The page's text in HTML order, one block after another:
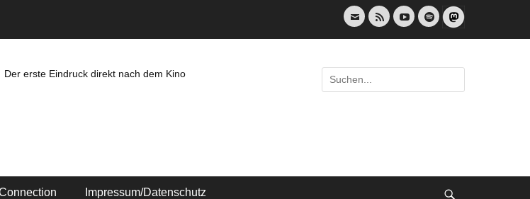
E-
Mail
Feed YouTubeSpotify
Der erste Eindruck direkt nach dem Kino
Suche
nach:
Impressum/Datenschutz